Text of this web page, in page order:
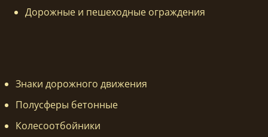
Дорожные и пешеходные ограждения
Знаки дорожного движения
Полусферы бетонные
Колесоотбойники